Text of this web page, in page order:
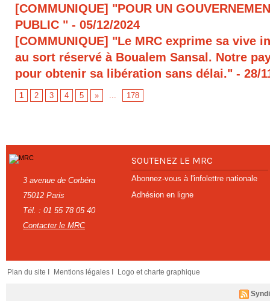
[COMMUNIQUE] "POUR UN
PUBLIC " - 05/12/2024
[COMMUNIQUE] "Le MRC exprime sa vive
au sort réservé à Boualem Sansal. Notre
pour obtenir sa libération sans délai." - 28/
1 2 3 4 5 » ... 178
3 avenue de Corbéra
75012 Paris
Tél. : 01 55 78 05 40
Contacter le MRC
SOUTENEZ LE MRC
Abonnez-vous à l'infolettre nationale
Adhésion en ligne
Plan du site I Mentions légales I Logo et charte graphique